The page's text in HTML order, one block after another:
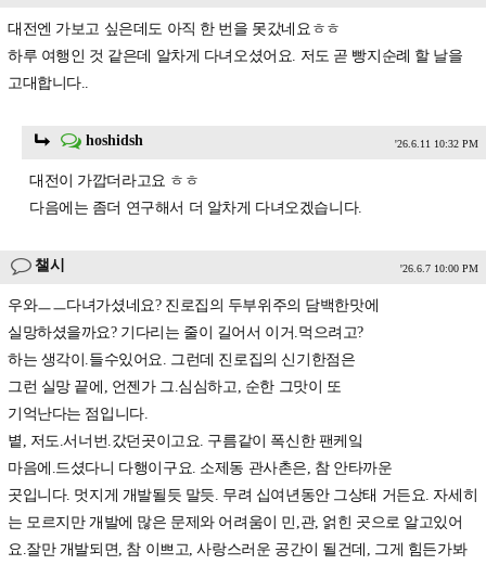
대전엔 가보고 싶은데도 아직 한 번을 못갔네요ㅎㅎ
하루 여행인 것 같은데 알차게 다녀오셨어요. 저도 곧 빵지순례 할 날을
고대합니다..
hoshidsh '26.6.11 10:32 PM
대전이 가깝더라고요 ㅎㅎ
다음에는 좀더 연구해서 더 알차게 다녀오겠습니다.
챌시 '26.6.7 10:00 PM
우와ㅡㅡ다녀가셨네요? 진로집의 두부위주의 담백한맛에
실망하셨을까요? 기다리는 줄이 길어서 이거.먹으려고?
하는 생각이.들수있어요. 그런데 진로집의 신기한점은
그런 실망 끝에, 언젠가 그.심심하고, 순한 그맛이 또
기억난다는 점입니다.
볕, 저도.서너번.갔던곳이고요. 구름같이 폭신한 팬케잌
마음에.드셨다니 다행이구요. 소제동 관사촌은, 참 안타까운
곳입니다. 멋지게 개발될듯 말듯. 무려 십여년동안 그상태 거든요. 자세히
는 모르지만 개발에 많은 문제와 어려움이 민,관, 얽힌 곳으로 알고있어
요.잘만 개발되면, 참 이쁘고, 사랑스러운 공간이 될건데, 그게 힘든가봐